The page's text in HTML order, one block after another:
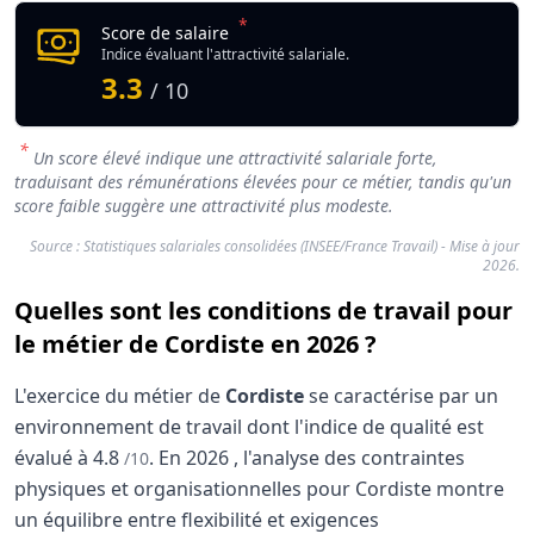
Score de salaire *
Indice évaluant l'attractivité salariale.
3.3 / 10
* Un score élevé indique une attractivité salariale forte,
traduisant des rémunérations élevées pour ce métier, tandis qu'un
score faible suggère une attractivité plus modeste.
Source : Statistiques salariales consolidées (INSEE/France Travail) - Mise à jour
2026.
Quelles sont les conditions de travail pour
le métier de Cordiste en 2026 ?
L'exercice du métier de Cordistese caractérise par un
environnement de travail dont l'indice de qualité est
évalué à 4.8 /10. En 2026 , l'analyse des contraintes
physiques et organisationnelles pour Cordiste montre
un équilibre entre flexibilité et exigences